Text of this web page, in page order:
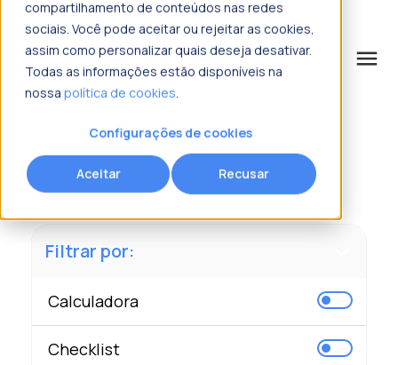
compartilhamento de conteúdos nas redes
sociais. Você pode aceitar ou rejeitar as cookies,
assim como personalizar quais deseja desativar.
Todas as informações estão disponíveis na
nossa política de cookies.
Configurações de cookies
Aceitar Recusar
menu
o que procura?
Calculadora
Filtrar por:
Calculadora
Checklist